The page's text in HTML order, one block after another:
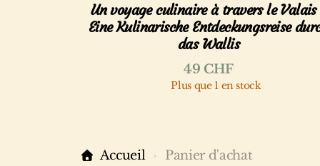
Un voyage culinaire à travers le
Eine Kulinarische Entdeckungsreise
das Wallis
49 CHF
Plus que 1 en stock
Accueil Panier d'achat